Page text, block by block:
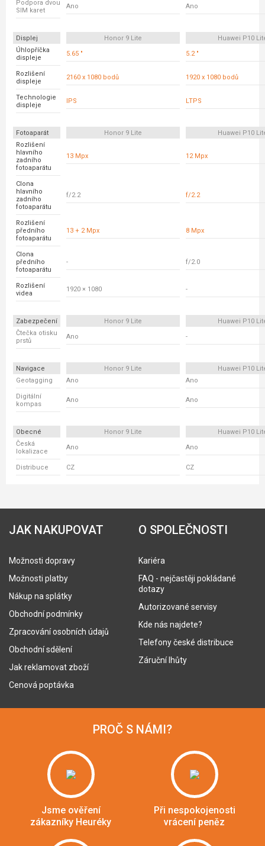
Podpora dvou
SIM karet
Ano Ano
Displej Honor 9 Lite
Huawei P10
Úhlopříčka
displeje
5.65 " 5.2 "
Rozlišení
displeje
2160 x 1080 bodů 1920 x 1080 bodů
Technologie
displeje
IPS LTPS
Fotoaparát Honor 9 Lite
Huawei P10
Rozlišení
hlavního
zadního
fotoaparátu
13 Mpx 12 Mpx
Clona
hlavního
zadního
fotoaparátu
f/2.2 f/2.2
Rozlišení
předního
fotoaparátu
13 + 2 Mpx 8 Mpx
Clona
předního
fotoaparátu
- f/2.0
Rozlišení
videa
1920 × 1080 -
Zabezpečení Honor 9 Lite
Huawei P10
Čtečka otisku
prstů
Ano -
Navigace Honor 9 Lite
Huawei P10
Geotagging
Ano Ano
Digitální
kompas
Ano Ano
Obecné Honor 9 Lite
Huawei P10
Česká
lokalizace
Ano Ano
Distribuce CZ CZ
JAK NAKUPOVAT
Možnosti dopravy
Možnosti platby
Nákup na splátky
Obchodní podmínky
Zpracování osobních údajů
Obchodní sdělení
Jak reklamovat zboží
Cenová poptávka
O SPOLEČNOSTI
Kariéra
FAQ - nejčastěji pokládané
dotazy
Autorizované servisy
Kde nás najdete?
Telefony české distribuce
Záruční lhůty
PROČ S NÁMI?
Jsme ověření
zákazníky Heuréky
Při nespokojenosti
vrácení peněz